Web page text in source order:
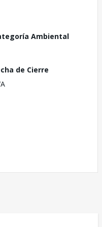
Ambiental
de Cierre